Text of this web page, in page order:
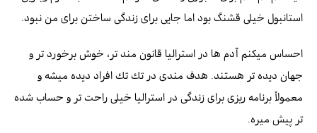
استانبول خيلى قشنگ بود اما جايى براى زندگى ساختن براى من نبود.
احساس ميكنم آدم ها در استراليا قانون مند تر، خوش برخورد تر و
جهان ديده تر هستند. هدف مندى در تك تك افراد ديده ميشه و
معمولاً برنامه ريزى براى زندگى در استراليا خيلى راحت تر و حساب شده
تر پيش ميره.